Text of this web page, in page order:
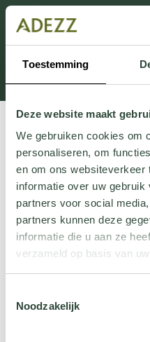
Toestemming
Deze website maakt
We gebruiken cookies om
personaliseren, om
en om ons websiteverkeer
informatie over uw
partners voor social
partners kunnen deze
informatie die u aan ze
verzameld op basis van
jehier.
Noodzakelijk
Dieser Abschnitt wird
Wenn Sie Informationen
unter +31 413 395 294